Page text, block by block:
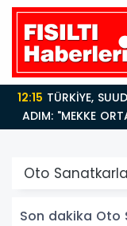
12:15
ADIM: "MEKKE
Oto
Son dakika Oto